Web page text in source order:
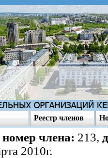
Реестр членов
члена: 213,
2010г.